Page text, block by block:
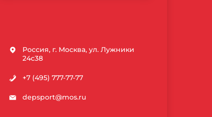
Россия, г. Москва, ул. Лужники
24с38
+7 (495) 777-77-77
depsport@mos.ru